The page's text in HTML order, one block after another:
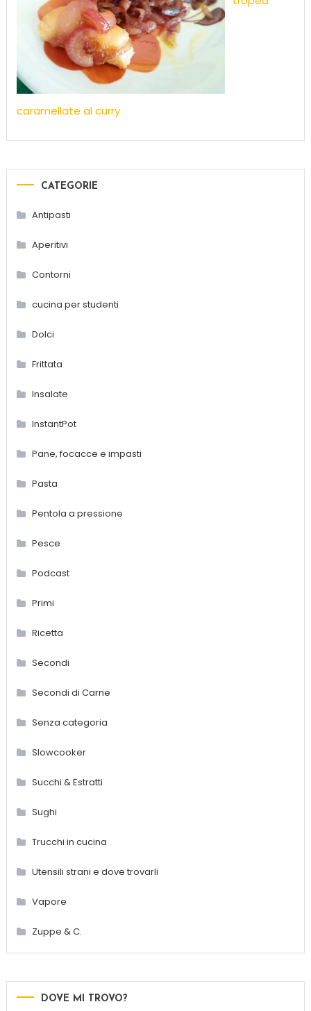
caramellate al curry
CATEGORIE
Antipasti
Aperitivi
Contorni
cucina per studenti
Dolci
Frittata
Insalate
InstantPot
Pane, focacce e impasti
Pasta
Pentola a pressione
Pesce
Podcast
Primi
Ricetta
Secondi
Secondi di Carne
Senza categoria
Slowcooker
Succhi & Estratti
Sughi
Trucchi in cucina
Utensili strani e dove trovarli
Vapore
Zuppe & C.
DOVE MI TROVO?